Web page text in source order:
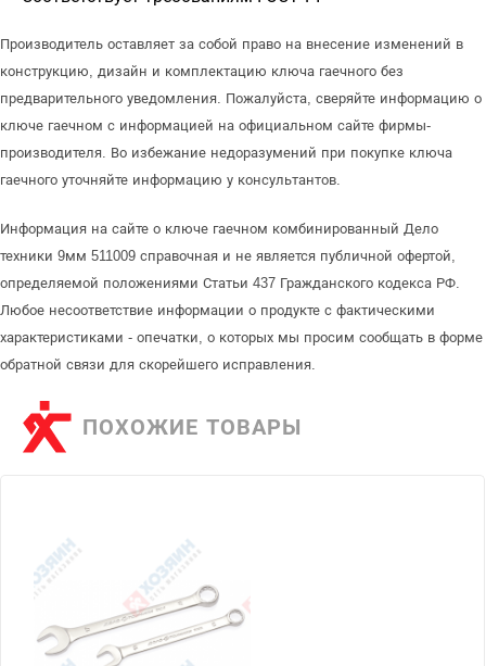
Производитель оставляет за собой право на внесение изменений в
конструкцию, дизайн и комплектацию ключа гаечного без
предварительного уведомления. Пожалуйста, сверяйте информацию о
ключе гаечном с информацией на официальном сайте фирмы-
производителя. Во избежание недоразумений при покупке ключа
гаечного уточняйте информацию у консультантов.
Информация на сайте о ключе гаечном комбинированный Дело
техники 9мм 511009 справочная и не является публичной офертой,
определяемой положениями Статьи 437 Гражданского кодекса РФ.
Любое несоответствие информации о продукте с фактическими
характеристиками - опечатки, о которых мы просим сообщать в форме
обратной связи для скорейшего исправления.
ПОХОЖИЕ ТОВАРЫ